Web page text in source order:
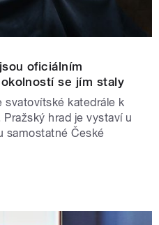
oficiálním
se jím staly
svatovítské katedrále k
hrad je vystaví u
samostatné České